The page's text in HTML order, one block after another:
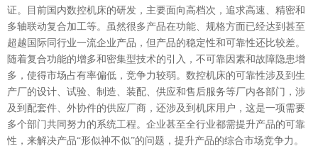
证。目前国内数控机床的研发，主要面向高档次，追求高速、精密和
多轴联动复合加工等。虽然很多产品在功能、规格方面已经达到甚至
超越国际同行业一流企业产品，但产品的稳定性和可靠性还比较差。
随着复合功能的增多和密集型技术的引入，不可靠因素和故障隐患增
多，使得市场占有率偏低，竞争力较弱。数控机床的可靠性涉及到生
产厂的设计、试验、制造、装配、供应和售后服务等厂内各部门，涉
及到配套件、外协件的供应厂商，还涉及到机床用户，这是一项需要
多个部门共同努力的系统工程。企业甚至全行业都需提升产品的可靠
性，来解决产品“形似神不似”的问题，提升产品的综合市场竞争力。